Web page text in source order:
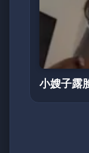
小嫂子露